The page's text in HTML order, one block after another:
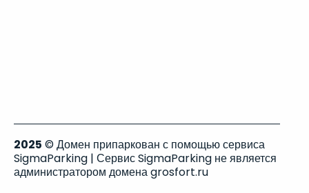
2025 © Домен припаркован с помощью сервиса
SigmaParking | Сервис SigmaParking не является
администратором домена grosfort.ru